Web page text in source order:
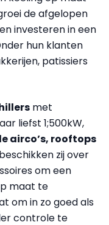
de afgelopen
investeren in een
hun klanten
patissiers
met
liefst 1;500kW,
airco’s, rooftops
zij over
om een
maat te
om in zo goed als
controle te